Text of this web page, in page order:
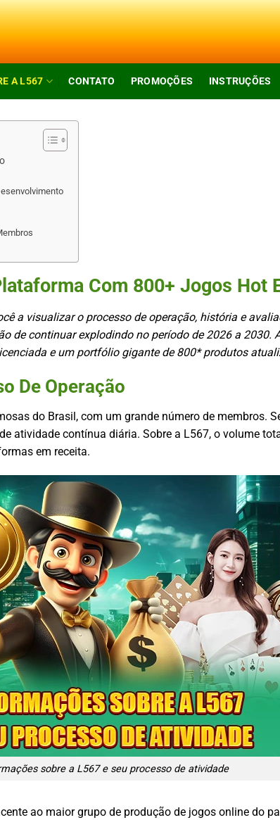
A L567 CONTATO PROMOÇÕES INSTRUÇÕES
Com 800+ Jogos Hot
a visualizar o processo de operação, história e
de continuar explodindo no período de 2026 a 2030.
e um portfólio gigante de 800* produtos
De Operação
do Brasil, com um grande número de membros.
atividade contínua diária. Sobre a L567, o volume
em receita.
sobre a L567 e seu processo de atividade
ao maior grupo de produção de jogos online do